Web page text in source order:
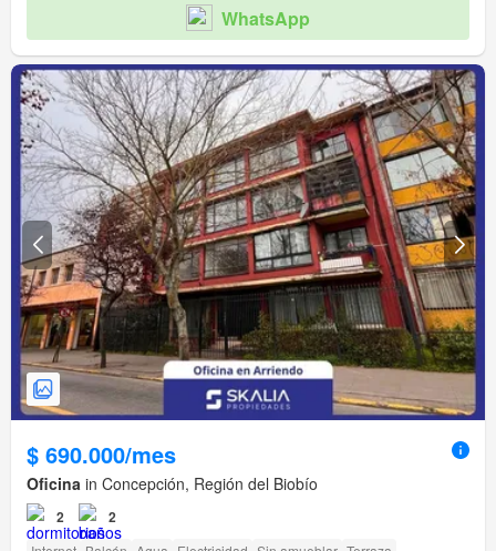
WhatsApp
$ 690.000/mes
Oficina in Concepción, Región del Biobío
2 2